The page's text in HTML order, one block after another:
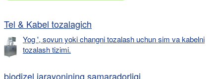
Tel & Kabel tozalagich
Yog ', sovun yoki changni tozalash uchun sim va kabelni
tozalash tizimi.
biodizel jarayonining samaradorligi